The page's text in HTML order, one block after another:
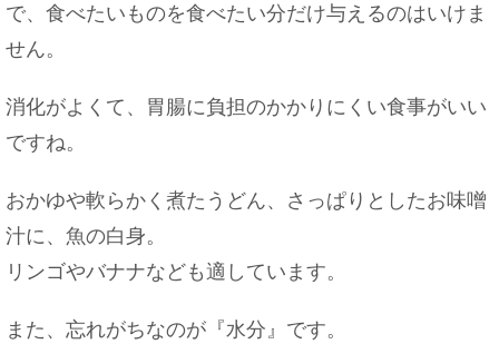
神社のお祭りで祝儀を持参する際に知っておくべ
きマナー
で、食べたいものを食べたい分だけ与えるのはいけま
せん。
消化がよくて、胃腸に負担のかかりにくい食事がいい
ですね。
おかゆや軟らかく煮たうどん、さっぱりとしたお味噌
汁に、魚の白身。
リンゴやバナナなども適しています。
また、忘れがちなのが『水分』です。